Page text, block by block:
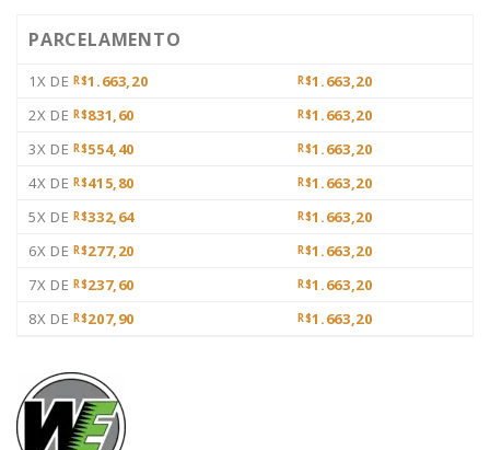
PARCELAMENTO
1X DE R$1.663,20 R$1.663,20
2X DE R$831,60 R$1.663,20
3X DE R$554,40 R$1.663,20
4X DE R$415,80 R$1.663,20
5X DE R$332,64 R$1.663,20
6X DE R$277,20 R$1.663,20
7X DE R$237,60 R$1.663,20
8X DE R$207,90 R$1.663,20